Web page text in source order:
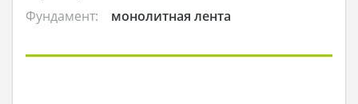
Фундамент:
монолитная лента